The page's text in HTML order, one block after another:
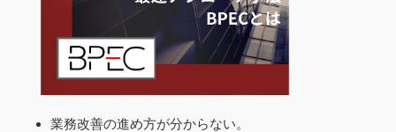
業務改善の進め方が分からない。